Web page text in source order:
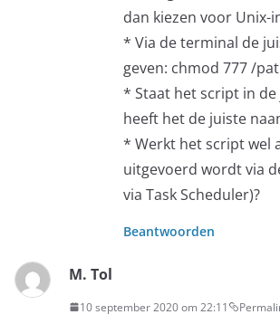
dan kiezen voor Unix-
* Via de terminal de
geven: chmod 777 /
* Staat het script in
heeft het de juiste
* Werkt het script wel
uitgevoerd wordt via
via Task Scheduler)?
Beantwoorden
M. Tol
10 september 2020 om 22:11